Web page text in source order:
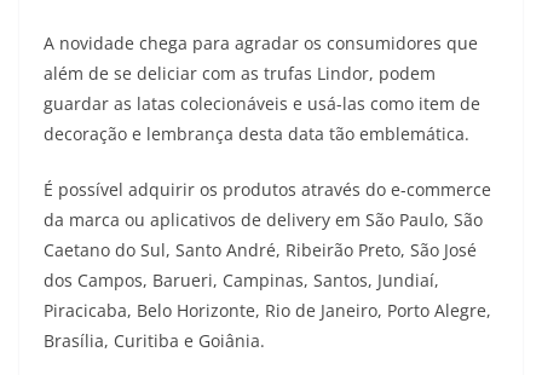
A novidade chega para agradar os consumidores que
além de se deliciar com as trufas Lindor, podem
guardar as latas colecionáveis e usá-las como item de
decoração e lembrança desta data tão emblemática.
É possível adquirir os produtos através do e-commerce
da marca ou aplicativos de delivery em São Paulo, São
Caetano do Sul, Santo André, Ribeirão Preto, São José
dos Campos, Barueri, Campinas, Santos, Jundiaí,
Piracicaba, Belo Horizonte, Rio de Janeiro, Porto Alegre,
Brasília, Curitiba e Goiânia.